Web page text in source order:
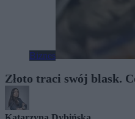
Biznes
Złoto traci swój blask.